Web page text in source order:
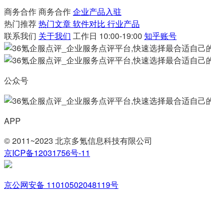
商务合作商务合作企业产品入驻
热门推荐热门文章软件对比 行业产品
联系我们 关于我们 工作日 10:00-19:00 知乎账号
公众号
APP
© 2011~2023 北京多氪信息科技有限公司
京ICP备12031756号-11
京公网安备 11010502048119号